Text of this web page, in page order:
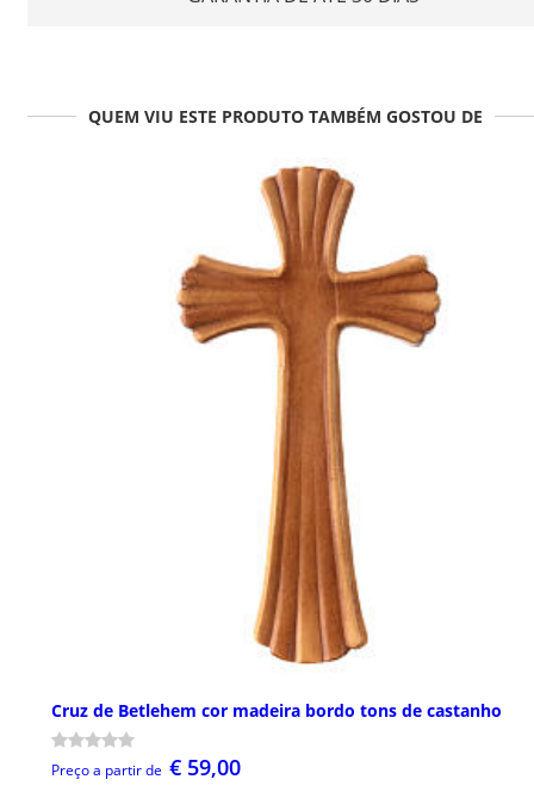
QUEM VIU ESTE PRODUTO TAMBÉM GOSTOU DE
Cruz de Betlehem cor madeira bordo tons de castanho
Preço a partir de € 59,00